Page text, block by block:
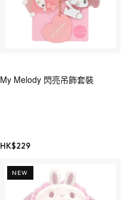
My Melody 閃亮吊飾套裝
HK$229
NEW